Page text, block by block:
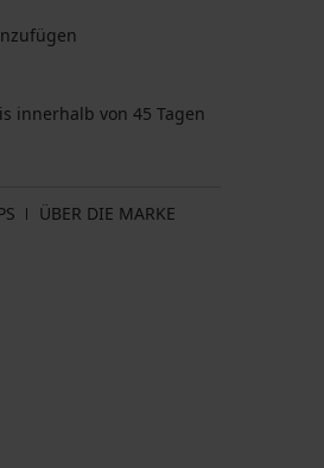
innerhalb von 45 Tagen
ÜBER DIE MARKE